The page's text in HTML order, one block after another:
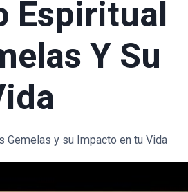
Espiritual
Y Su
Gemelas y su Impacto en tu Vida